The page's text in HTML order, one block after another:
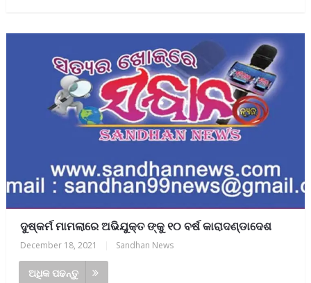
ଦୁଷ୍କର୍ମ ମାମଲାରେ ଅଭିଯୁକ୍ତ ଙ୍କୁ ୧୦ ବର୍ଷ କାରାଦଣ୍ଡାଦେଶ
December 18, 2021 Sandhan News
ଅଧିକ ପଢନ୍ତୁ